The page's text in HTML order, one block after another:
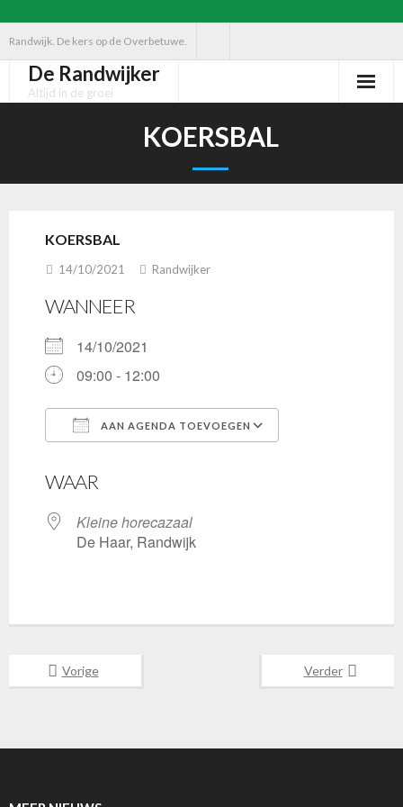
inhoud
Randwijk. De kers op de Overbetuwe.
De Randwijker
Altijd in de groei
KOERSBAL
KOERSBAL
14/10/2021 Randwijker
WANNEER
14/10/2021
09:00 - 12:00
AAN AGENDA TOEVOEGEN
WAAR
Kleine horecazaal
De Haar, Randwijk
Vorige Verder